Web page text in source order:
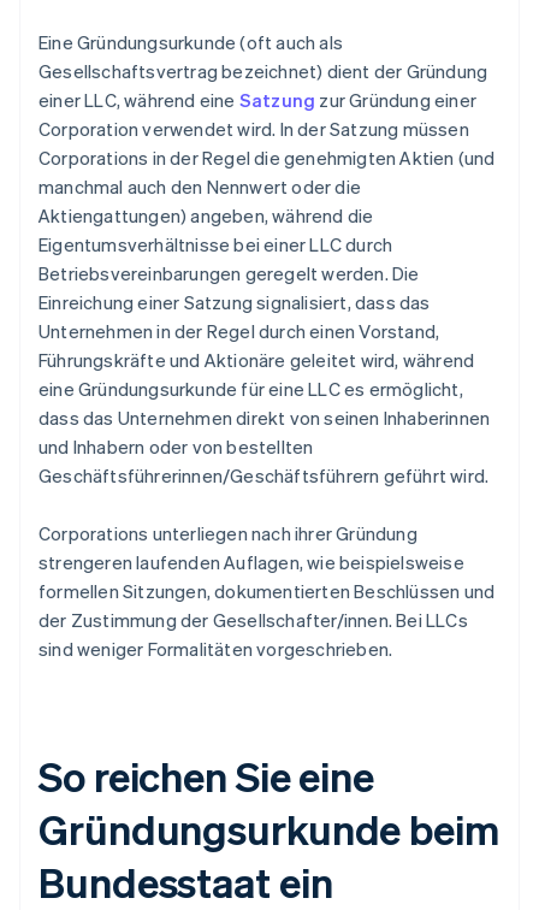
Eine Gründungsurkunde (oft auch als
Gesellschaftsvertrag bezeichnet) dient der Gründung
einer LLC, während eine Satzung zur Gründung einer
Corporation verwendet wird. In der Satzung müssen
Corporations in der Regel die genehmigten Aktien (und
manchmal auch den Nennwert oder die
Aktiengattungen) angeben, während die
Eigentumsverhältnisse bei einer LLC durch
Betriebsvereinbarungen geregelt werden. Die
Einreichung einer Satzung signalisiert, dass das
Unternehmen in der Regel durch einen Vorstand,
Führungskräfte und Aktionäre geleitet wird, während
eine Gründungsurkunde für eine LLC es ermöglicht,
dass das Unternehmen direkt von seinen Inhaberinnen
und Inhabern oder von bestellten
Geschäftsführerinnen/Geschäftsführern geführt wird.
Corporations unterliegen nach ihrer Gründung
strengeren laufenden Auflagen, wie beispielsweise
formellen Sitzungen, dokumentierten Beschlüssen und
der Zustimmung der Gesellschafter/innen. Bei LLCs
sind weniger Formalitäten vorgeschrieben.
So reichen Sie eine
Gründungsurkunde beim
Bundesstaat ein